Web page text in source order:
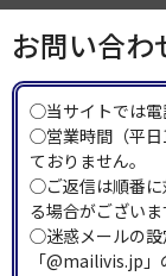
お問い合わ
◯当サイトでは電
◯営業時間（平日
ておりません。
◯ご返信は順番に
る場合がございま
◯迷惑メールの設
「@mailivis.jp